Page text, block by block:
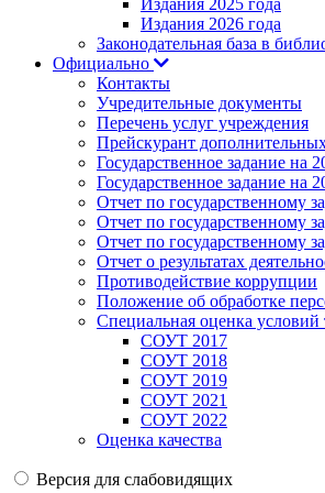
Издания 2025 года
Издания 2026 года
Законодательная база в
Официально
Контакты
Учредительные документы
Перечень услуг учреждения
Прейскурант
Государственное задание на
Государственное задание на
Отчет по государственному
Отчет по государственному
Отчет по государственному
Отчет о результатах
Противодействие коррупции
Положение об обработке
Специальная оценка условий
СОУТ 2017
СОУТ 2018
СОУТ 2019
СОУТ 2021
СОУТ 2022
Оценка качества
Версия для слабовидящих